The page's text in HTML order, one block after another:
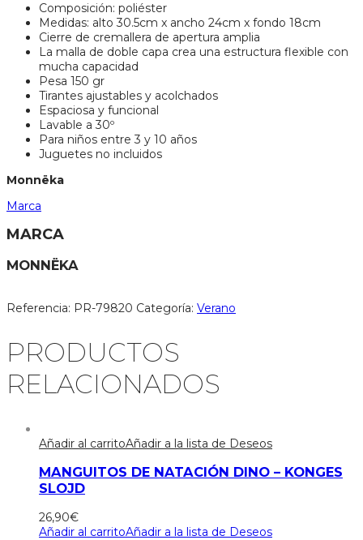
Composición: poliéster
Medidas: alto 30.5cm x ancho 24cm x fondo 18cm
Cierre de cremallera de apertura amplia
La malla de doble capa crea una estructura flexible con
mucha capacidad
Pesa 150 gr
Tirantes ajustables y acolchados
Espaciosa y funcional
Lavable a 30º
Para niños entre 3 y 10 años
Juguetes no incluidos
Monnëka
Marca
MARCA
MONNËKA
Referencia: PR-79820 Categoría: Verano
PRODUCTOS
RELACIONADOS
Añadir al carritoAñadir a la lista de Deseos
MANGUITOS DE NATACIÓN DINO – KONGES
SLOJD
26,90€
Añadir al carritoAñadir a la lista de Deseos